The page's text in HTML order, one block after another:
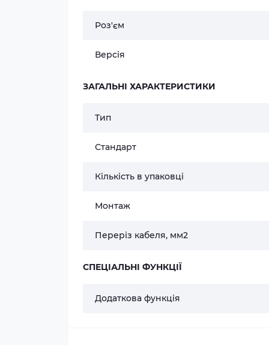
Роз'єм
Версія
ЗАГАЛЬНІ ХАРАКТЕРИСТИКИ
Тип
Стандарт
Кількість в упаковці
Монтаж
Переріз кабеля, мм2
СПЕЦІАЛЬНІ ФУНКЦІЇ
Додаткова функція